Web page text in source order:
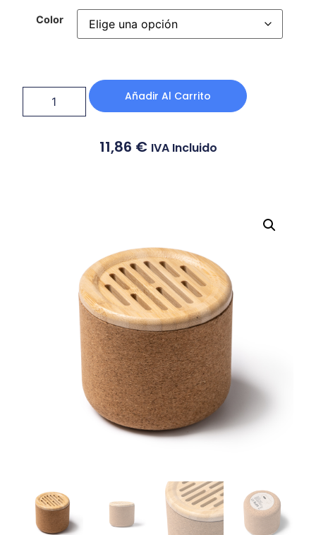
Color
Añadir Al Carrito
11,86 € IVA Incluido